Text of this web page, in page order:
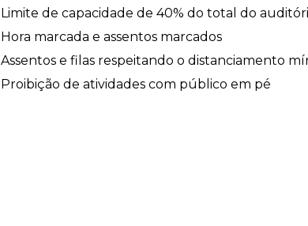
Limite de capacidade de 40% do total do
Hora marcada e assentos marcados
Assentos e filas respeitando o distanciamento
Proibição de atividades com público em pé